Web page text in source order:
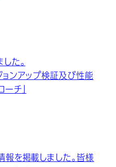
た。
ョンアップ検証及び性能
チ」
報を掲載しました。皆様